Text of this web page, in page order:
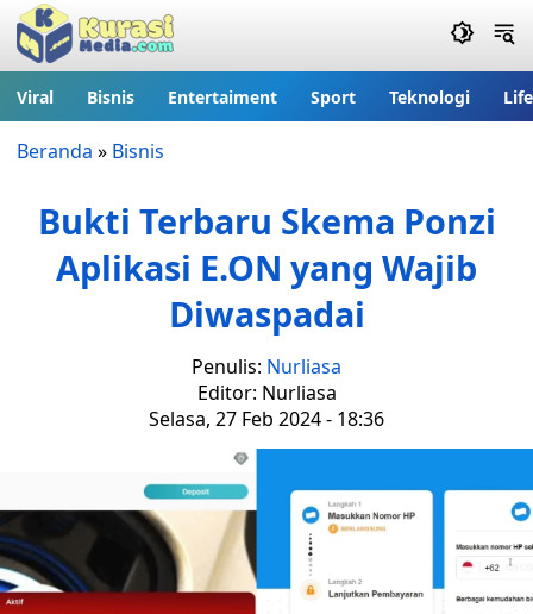
Viral Bisnis Entertaiment Sport Teknologi
Beranda » Bisnis
Bukti Terbaru Skema Ponzi
Aplikasi E.ON yang Wajib
Diwaspadai
Penulis: Nurliasa
Editor: Nurliasa
Selasa, 27 Feb 2024 - 18:36